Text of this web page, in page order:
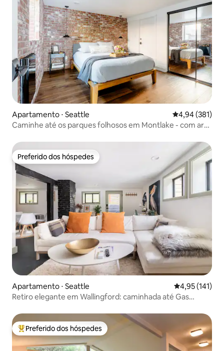
Apartamento ⋅ Seattle 4,94 de uma
4,94 (381)
Caminhe até os parques folhosos em Montlake - com ar
Preferido dos hóspedes
Preferido dos hóspedes
Apartamento ⋅ Seattle 4,95 de uma
4,95 (141)
Retiro elegante em Wallingford: caminhada até Gas
Entre os melhores preferidos dos hóspedes
Preferido dos hóspedes